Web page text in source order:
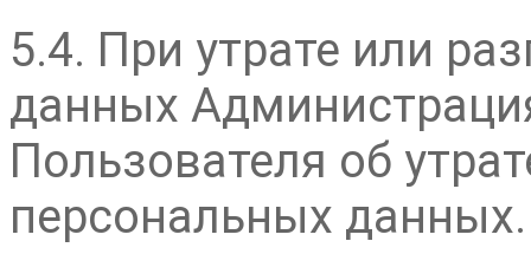
5.4. При утрате или
данных
Пользователя об
персональных данных.